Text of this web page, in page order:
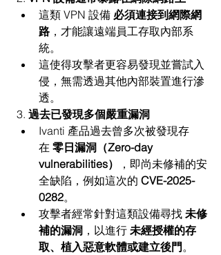
這類 VPN 設備 必須連接到網際網
路 ，才能讓遠端員工存取內部系
統。
這使得攻擊者更容易發現並嘗試入
侵，無需透過其他內部裝置進行滲
透。
3. 過去已發現多個嚴重漏洞
Ivanti 產品過去曾多次被發現存
在 零日漏洞（Zero-day
vulnerabilities）
，即尚未修補的安
全缺陷，例如這次的 CVE-2025-
0282。
攻擊者經常針對這類設備尋找 未修
補的漏洞 ，以進行 未經授權的存
取、植入惡意軟體或建立後門。